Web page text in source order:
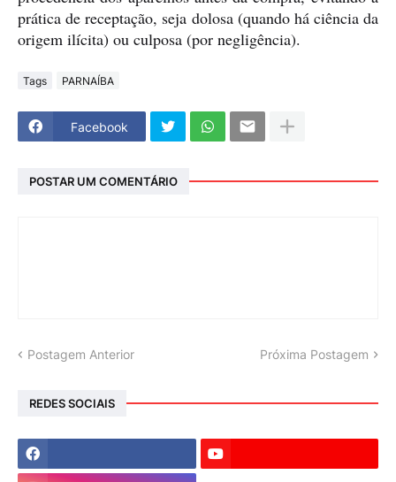
prática de receptação, seja dolosa (quando há ciência da
origem ilícita) ou culposa (por negligência).
Tags PARNAÍBA
Facebook
POSTAR UM COMENTÁRIO
Postagem Anterior Próxima Postagem
REDES SOCIAIS